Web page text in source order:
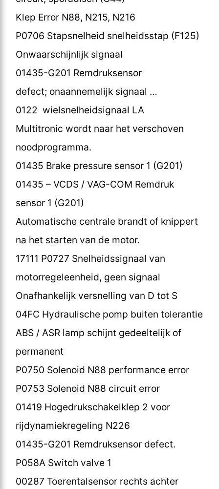
Klep Error N88, N215, N216
P0706 Stapsnelheid snelheidsstap (F125)
Onwaarschijnlijk signaal
01435-G201 Remdruksensor
defect; onaannemelijk signaal …
0122 wielsnelheidsignaal LA
Multitronic wordt naar het verschoven
noodprogramma.
01435 Brake pressure sensor 1 (G201)
01435 – VCDS / VAG-COM Remdruk
sensor 1 (G201)
Automatische centrale brandt of knippert
na het starten van de motor.
17111 P0727 Snelheidssignaal van
motorregeleenheid, geen signaal
Onafhankelijk versnelling van D tot S
04FC Hydraulische pomp buiten tolerantie
ABS / ASR lamp schijnt gedeeltelijk of
permanent
P0750 Solenoid N88 performance error
P0753 Solenoid N88 circuit error
01419 Hogedrukschakelklep 2 voor
rijdynamiekregeling N226
01435-G201 Remdruksensor defect.
P058A Switch valve 1
00287 Toerentalsensor rechts achter